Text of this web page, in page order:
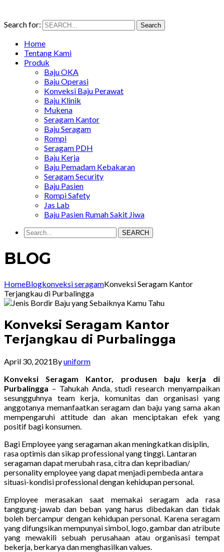
Search for: Search
Home
Tentang Kami
Produk
Baju OKA
Baju Operasi
Konveksi Baju Perawat
Baju Klinik
Mukena
Seragam Kantor
Baju Seragam
Rompi
Seragam PDH
Baju Kerja
Baju Pemadam Kebakaran
Seragam Security
Baju Pasien
Rompi Safety
Jas Lab
Baju Pasien Rumah Sakit Jiwa
SEARCH
BLOG
HomeBlogkonveksi seragamKonveksi Seragam Kantor
Terjangkau di Purbalingga
Konveksi Seragam Kantor
Terjangkau di Purbalingga
April 30, 2021Byuniform
Konveksi Seragam Kantor, produsen baju kerja di
Purbalingga – Tahukah Anda, studi research menyampaikan
sesungguhnya team kerja, komunitas dan organisasi yang
anggotanya memanfaatkan seragam dan baju yang sama akan
mempengaruhi attitude dan akan menciptakan efek yang
positif bagi konsumen.
Bagi Employee yang seragaman akan meningkatkan disiplin,
rasa optimis dan sikap professional yang tinggi. Lantaran
seragaman dapat merubah rasa, citra dan kepribadian/
personality employee yang dapat menjadi pembeda antara
situasi-kondisi professional dengan kehidupan personal.
Employee merasakan saat memakai seragam ada rasa
tanggung-jawab dan beban yang harus dibedakan dan tidak
boleh bercampur dengan kehidupan personal. Karena seragam
yang difungsikan mempunyai simbol, logo, gambar dan atribute
yang mewakili sebuah perusahaan atau organisasi tempat
bekerja, berkarya dan menghasilkan values.